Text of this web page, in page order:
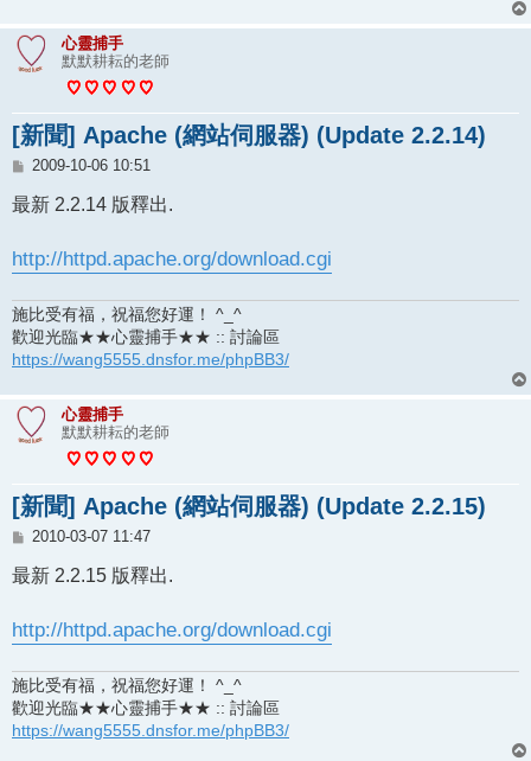
心靈捕手
默默耕耘的老師
[新聞] Apache (網站伺服器) (Update 2.2.14)
文
2009-10-06 10:51
最新 2.2.14 版釋出.
http://httpd.apache.org/download.cgi
施比受有福，祝福您好運！ ^_^
歡迎光臨★★心靈捕手★★ :: 討論區
https://wang5555.dnsfor.me/phpBB3/
心靈捕手
默默耕耘的老師
[新聞] Apache (網站伺服器) (Update 2.2.15)
文
2010-03-07 11:47
最新 2.2.15 版釋出.
http://httpd.apache.org/download.cgi
施比受有福，祝福您好運！ ^_^
歡迎光臨★★心靈捕手★★ :: 討論區
https://wang5555.dnsfor.me/phpBB3/